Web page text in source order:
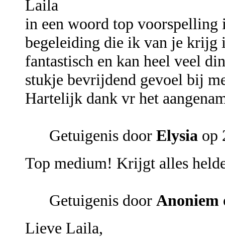
Laila
in een woord top
begeleiding die ik van je
fantastisch en kan heel veel
stukje bevrijdend gevoel bij
Hartelijk dank vr het
Getuigenis door Elysia op
Top medium! Krijgt alles
Getuigenis door Anoniem
Lieve Laila,